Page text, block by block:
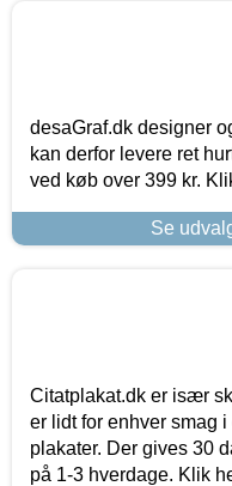
desaGraf.dk designer
kan derfor levere ret
ved køb over 399 kr.
Se
Citatplakat.dk er især
er lidt for enhver smag
plakater. Der gives 30
på 1-3 hverdage. Klik